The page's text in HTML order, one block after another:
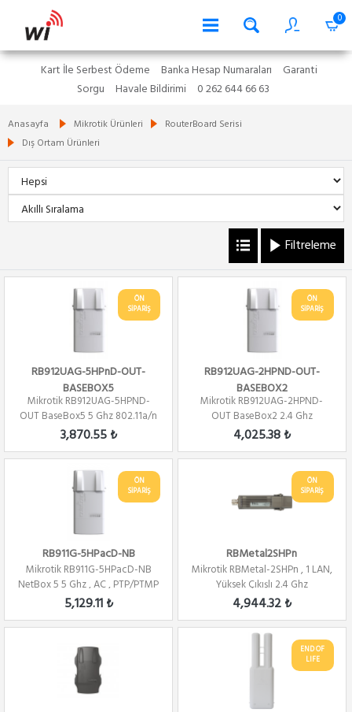
0
Kart İle Serbest Ödeme Banka Hesap Numaraları
Garanti
Sorgu
Havale Bildirimi 0 262 644 66 63
Anasayfa Mikrotik Ürünleri
RouterBoard Serisi
Dış Ortam Ürünleri
Filtreleme
ÖN
SİPARİŞ
RB912UAG-5HPnD-OUT-
BASEBOX5
Mikrotik RB912UAG-5HPND-
OUT BaseBox5 5 Ghz 802.11a/n
2x2 Mimo PTP/...
3,870.55 ₺
ÖN
SİPARİŞ
RB912UAG-2HPND-OUT-
BASEBOX2
Mikrotik RB912UAG-2HPND-
OUT BaseBox2 2.4 Ghz
802.11a/n 2x2 Mimo PT...
4,025.38 ₺
ÖN
SİPARİŞ
RB911G-5HPacD-NB
Mikrotik RB911G-5HPacD-NB
NetBox 5 5 Ghz , AC , PTP/PTMP
,L4
5,129.11 ₺
ÖN
SİPARİŞ
RBMetal2SHPn
Mikrotik RBMetal-2SHPn , 1 LAN,
Yüksek Çıkışlı 2.4 Ghz
802.11b/g/...
4,944.32 ₺
END OF
LIFE